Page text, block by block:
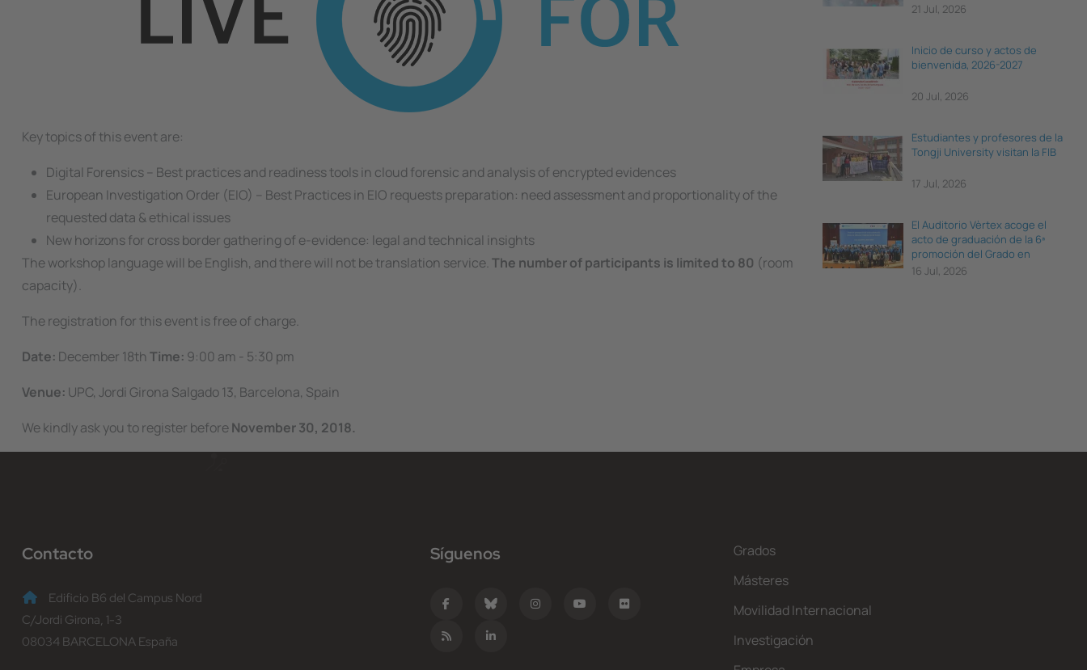
Key topics of this event are:
Digital Forensics – Best practices and readiness tools in cloud forensic and analysis of encrypted evidences
European Investigation Order (EIO) – Best Practices in EIO requests preparation: need assessment and proportionality of the
requested data & ethical issues
New horizons for cross border gathering of e-evidence: legal and technical insights
The workshop language will be English, and there will not be translation service.The number of participants is limited to 80 (room
capacity).
The registration for this event is free of charge.
Date: December 18th Time: 9:00 am - 5:30 pm
Venue: UPC, Jordi Girona Salgado 13, Barcelona, Spain
We kindly ask you to register beforeNovember 30, 2018.
21 Jul, 2026
Inicio de curso y actos de
bienvenida, 2026-2027
20 Jul, 2026
Estudiantes y profesores de la
Tongji University visitan la FIB
17 Jul, 2026
El Auditorio Vèrtex acoge el
acto de graduación de la 6ª
promoción del Grado en
Ciencia e Ingeniería de Datos
16 Jul, 2026
Contacto
Edificio B6 del Campus Nord
C/Jordi Girona, 1-3
08034 BARCELONA España
Síguenos
Grados
Másteres
Movilidad Internacional
Investigación